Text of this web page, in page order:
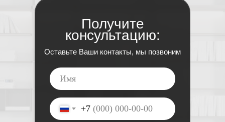
Получите
консультацию:
Оставьте Ваши контакты, мы позвоним
+7